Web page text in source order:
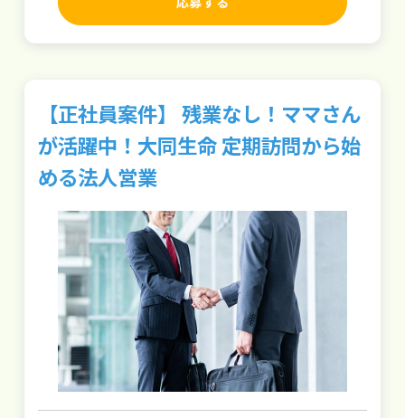
【正社員案件】 残業なし！ママさん
が活躍中！大同生命 定期訪問から始
める法人営業